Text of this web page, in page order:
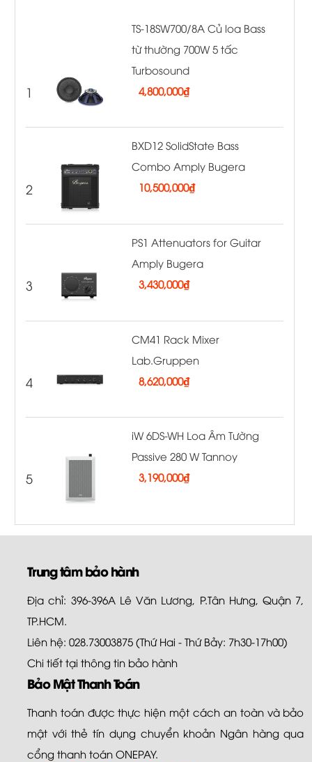
1
TS-18SW700/8A Củ loa Bass
từ thường 700W 5 tấc
Turbosound
4,800,000₫
2
BXD12 SolidState Bass
Combo Amply Bugera
10,500,000₫
3
PS1 Attenuators for Guitar
Amply Bugera
3,430,000₫
4
CM41 Rack Mixer
Lab.Gruppen
8,620,000₫
5
iW 6DS-WH Loa Âm Tường
Passive 280 W Tannoy
3,190,000₫
Trung tâm bảo hành
Địa chỉ: 396-396A Lê Văn Lương, P.Tân Hưng, Quận 7,
TP.HCM.
Liên hệ: 028.73003875 (Thứ Hai - Thứ Bảy: 7h30-17h00)
Chi tiết tại thông tin bảo hành
Bảo Mật Thanh Toán
Thanh toán được thực hiện một cách an toàn và bảo
mật với thẻ tín dụng chuyển khoản Ngân hàng qua
cổng thanh toán ONEPAY.